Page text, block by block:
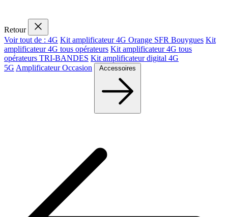
Retour
Voir tout de : 4G Kit amplificateur 4G Orange SFR Bouygues Kit
amplificateur 4G tous opérateurs Kit amplificateur 4G tous
opérateurs TRI-BANDES Kit amplificateur digital 4G
5G Amplificateur Occasion Accessoires